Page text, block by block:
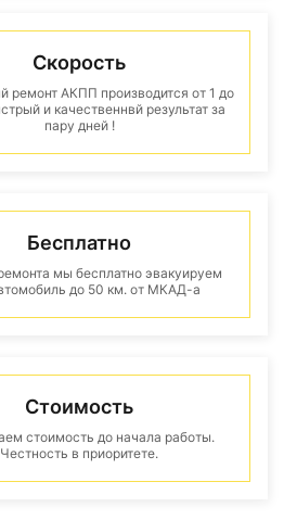
Скорость
ремонт АКПП производится от 1 до
и качественнвй результат за
пару дней !
Бесплатно
мы бесплатно эвакуируем
до 50 км. от МКАД-а
Стоимость
стоимость до начала работы.
Честность в приоритете.